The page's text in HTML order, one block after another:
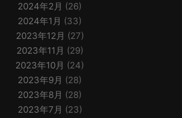
2024年2月 (26)
2024年1月 (33)
2023年12月 (27)
2023年11月 (29)
2023年10月 (24)
2023年9月 (28)
2023年8月 (28)
2023年7月 (23)